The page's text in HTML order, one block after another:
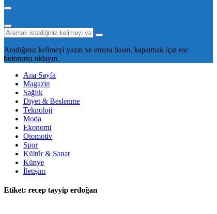
Aradığınız kelimeyi yazın ve entera basın, kapatmak için esc
butonuna tıklayın.
Ana Sayfa
Magazin
Sağlık
Diyet & Beslenme
Teknoloji
Moda
Ekonomi
Otomotiv
Spor
Kültür & Sanat
Künye
İletişim
Etiket: recep tayyip erdoğan